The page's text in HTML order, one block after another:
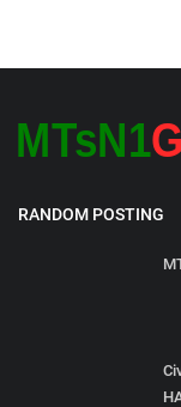
RANDOM POSTING